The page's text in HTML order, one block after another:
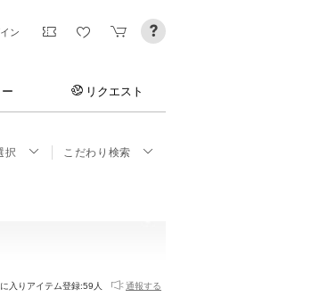
ン
リクエスト
択 こだわり検索
入りアイテム登録:59人 通報する